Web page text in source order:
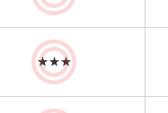
★★★